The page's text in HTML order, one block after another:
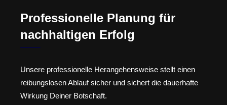
Professionelle Planung für
nachhaltigen Erfolg
Unsere professionelle Herangehensweise stellt einen
reibungslosen Ablauf sicher und sichert die dauerhafte
Wirkung Deiner Botschaft.